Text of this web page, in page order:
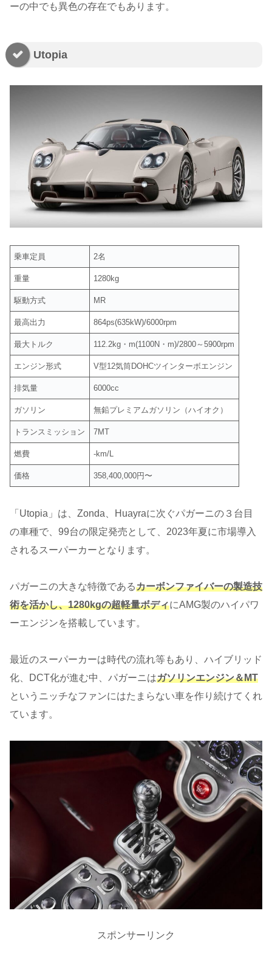
ーの中でも異色の存在でもあります。
Utopia
乗車定員 2名
重量 1280kg
駆動方式 MR
最高出力 864ps(635kW)/6000rpm
最大トルク 112.2kg・m(1100N・m)/2800～5900rpm
エンジン形式 V型12気筒DOHCツインターボエンジン
排気量 6000cc
ガソリン 無鉛プレミアムガソリン（ハイオク）
トランスミッション 7MT
燃費 -km/L
価格 358,400,000円〜
「Utopia」は、Zonda、Huayraに次ぐパガーニの３台目
の車種で、99台の限定発売として、2023年夏に市場導入
されるスーパーカーとなります。
パガーニの大きな特徴であるカーボンファイバーの製造技
術を活かし、1280kgの超軽量ボディにAMG製のハイパワ
ーエンジンを搭載しています。
最近のスーパーカーは時代の流れ等もあり、ハイブリッド
化、DCT化が進む中、パガーニはガソリンエンジン＆MT
というニッチなファンにはたまらない車を作り続けてくれ
ています。
スポンサーリンク